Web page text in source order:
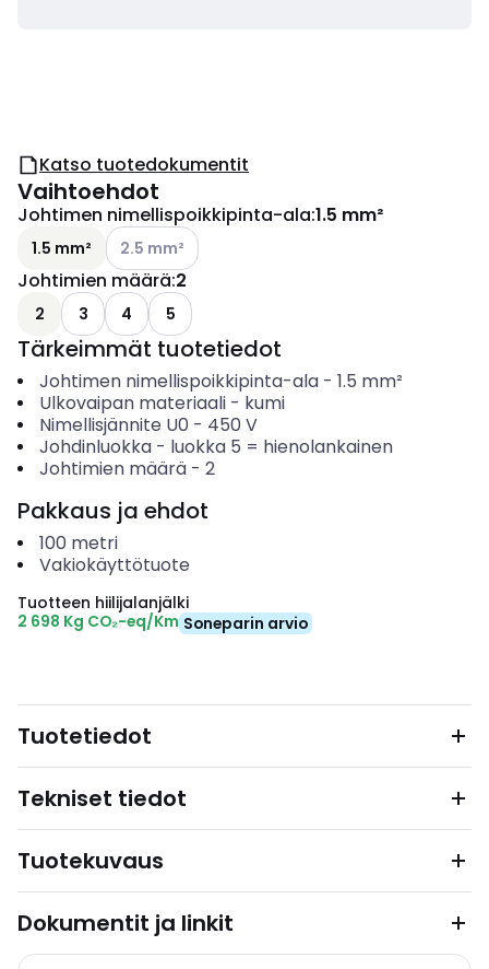
Katso tuotedokumentit
Vaihtoehdot
Johtimen nimellispoikkipinta-ala:1.5 mm²
1.5 mm² Katso käytettävissä olevat vaihtoehdot
2.5 mm²
Johtimien määrä:2
2 3 4 5
Tärkeimmät tuotetiedot
Johtimen nimellispoikkipinta-ala- 1.5 mm²
Ulkovaipan materiaali- kumi
Nimellisjännite U0 - 450 V
Johdinluokka- luokka 5 = hienolankainen
Johtimien määrä- 2
Pakkaus ja ehdot
100 metri
Vakiokäyttötuote
Tuotteen hiilijalanjälki
2 698 Kg CO₂-eq/Km Soneparin arvio
Tuotetiedot
Tekniset tiedot
Tuotekuvaus
Dokumentit ja linkit